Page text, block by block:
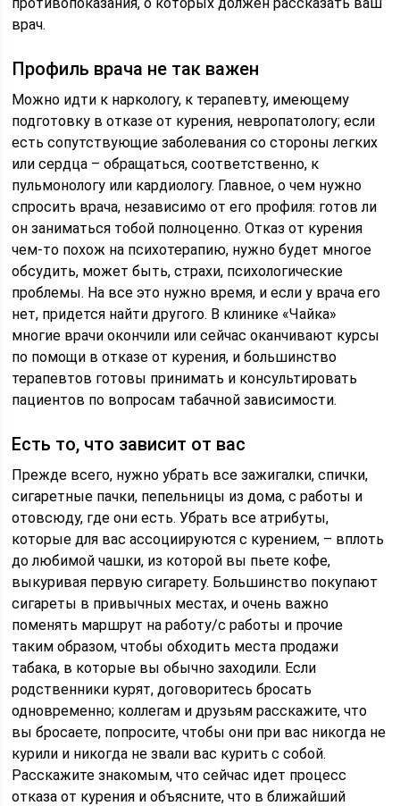
врач.
Профиль врача не так важен
Можно идти к наркологу, к терапевту, имеющему
подготовку в отказе от курения, невропатологу; если
есть сопутствующие заболевания со стороны легких
или сердца – обращаться, соответственно, к
пульмонологу или кардиологу. Главное, о чем нужно
спросить врача, независимо от его профиля: готов ли
он заниматься тобой полноценно. Отказ от курения
чем-то похож на психотерапию, нужно будет многое
обсудить, может быть, страхи, психологические
проблемы. На все это нужно время, и если у врача его
нет, придется найти другого. В клинике «Чайка»
многие врачи окончили или сейчас оканчивают курсы
по помощи в отказе от курения, и большинство
терапевтов готовы принимать и консультировать
пациентов по вопросам табачной зависимости.
Есть то, что зависит от вас
Прежде всего, нужно убрать все зажигалки, спички,
сигаретные пачки, пепельницы из дома, с работы и
отовсюду, где они есть. Убрать все атрибуты,
которые для вас ассоциируются с курением, – вплоть
до любимой чашки, из которой вы пьете кофе,
выкуривая первую сигарету. Большинство покупают
сигареты в привычных местах, и очень важно
поменять маршрут на работу/с работы и прочие
таким образом, чтобы обходить места продажи
табака, в которые вы обычно заходили. Если
родственники курят, договоритесь бросать
одновременно; коллегам и друзьям расскажите, что
вы бросаете, попросите, чтобы они при вас никогда не
курили и никогда не звали вас курить с собой.
Расскажите знакомым, что сейчас идет процесс
отказа от курения и объясните, что в ближайший